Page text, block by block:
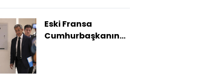
Eski Fransa
Cumhurbaşkanına